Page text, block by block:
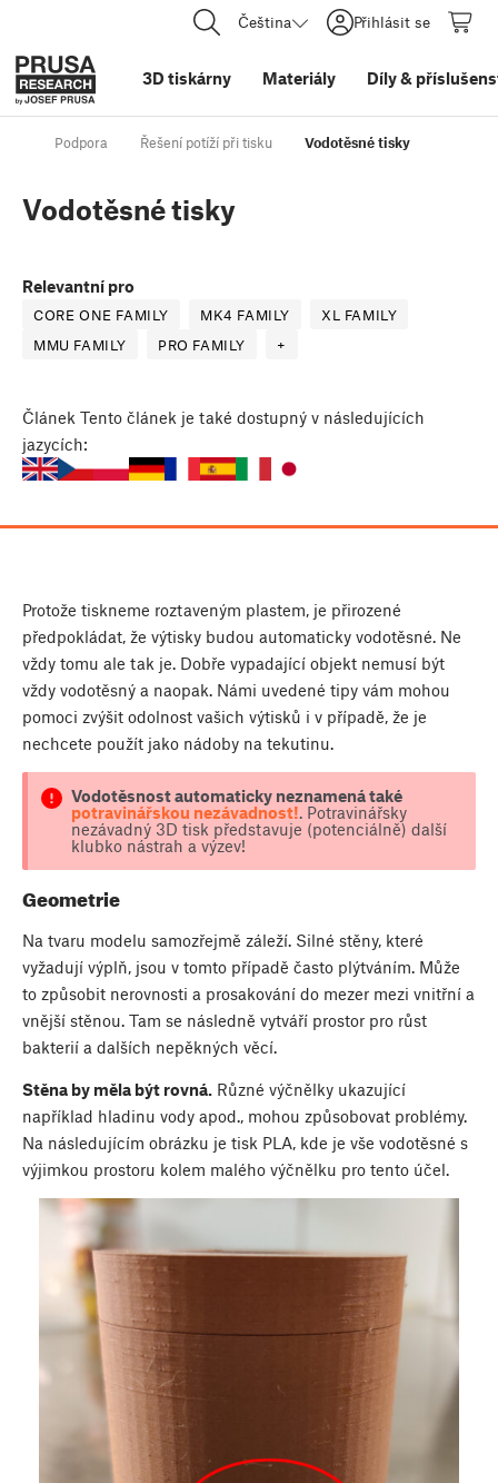
Čeština Přihlásit se
3D tiskárny Materiály Díly&
Podpora Řešení potíží při tisku Vodotěsné tisky
Vodotěsné tisky
Relevantní pro
CORE ONE FAMILY MK4 FAMILY
XL FAMILY
MMU FAMILY
PRO FAMILY +
Článek Tento článek je také dostupný v následujících
jazycích:
Protože tiskneme roztaveným plastem, je přirozené
předpokládat, že výtisky budou automaticky vodotěsné. Ne
vždy tomu ale tak je. Dobře vypadající objekt nemusí být
vždy vodotěsný a naopak. Námi uvedené tipy vám mohou
pomoci zvýšit odolnost vašich výtisků i v případě, že je
nechcete použít jako nádoby na tekutinu.
Vodotěsnost automaticky neznamená také
potravinářskou nezávadnost!. Potravinářsky
nezávadný 3D tisk představuje (potenciálně) další
klubko nástrah a výzev!
Geometrie
Na tvaru modelu samozřejmě záleží. Silné stěny, které
vyžadují výplň, jsou v tomto případě často plýtváním. Může
to způsobit nerovnosti a prosakování do mezer mezi vnitřní a
vnější stěnou. Tam se následně vytváří prostor pro růst
bakterií a dalších nepěkných věcí.
Stěna by měla být rovná. Různé výčnělky ukazující
například hladinu vody apod., mohou způsobovat problémy.
Na následujícím obrázku je tisk PLA, kde je vše vodotěsné s
výjimkou prostoru kolem malého výčnělku pro tento účel.